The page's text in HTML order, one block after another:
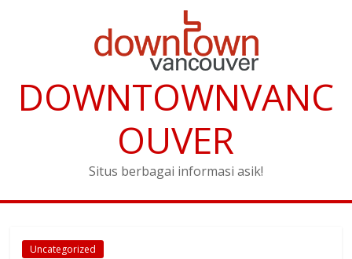
DOWNTOWNVANC
OUVER
Situs berbagai informasi asik!
Uncategorized